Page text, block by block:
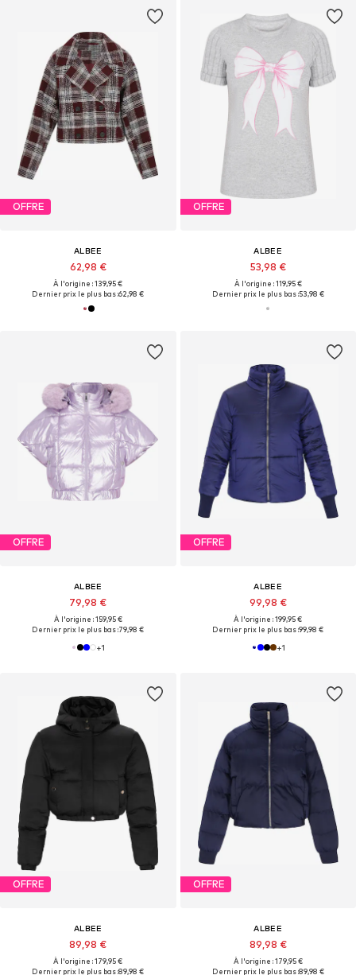
OFFRE
ALBEE
62,98 €
À l'origine : 139,95 €
Dernier prix le plus bas :62,98 €
OFFRE
ALBEE
53,98 €
À l'origine : 119,95 €
Dernier prix le plus bas :53,98 €
OFFRE
ALBEE
79,98 €
À l'origine : 159,95 €
Dernier prix le plus bas :79,98 €
+1
OFFRE
ALBEE
99,98 €
À l'origine : 199,95 €
Dernier prix le plus bas :99,98 €
+1
OFFRE
ALBEE
89,98 €
À l'origine : 179,95 €
Dernier prix le plus bas :89,98 €
OFFRE
ALBEE
89,98 €
À l'origine : 179,95 €
Dernier prix le plus bas :89,98 €